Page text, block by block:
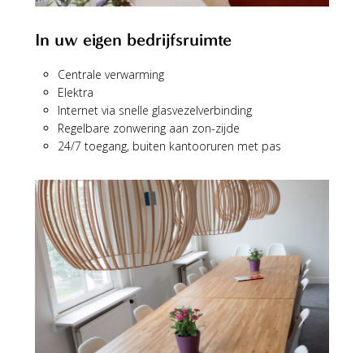
In uw eigen bedrijfsruimte
Centrale verwarming
Elektra
Internet via snelle glasvezelverbinding
Regelbare zonwering aan zon-zijde
24/7 toegang, buiten kantooruren met pas